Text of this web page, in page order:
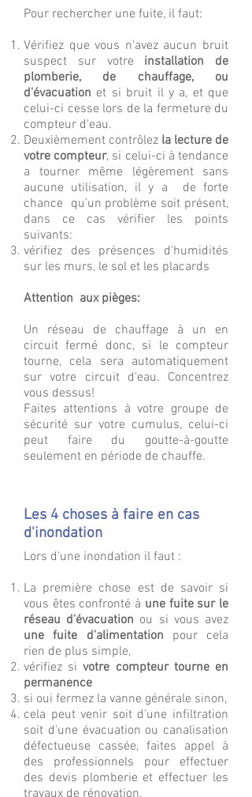
Pour rechercher une fuite, il faut:
Vérifiez que vous n'avez aucun bruit
suspect sur votre installation de
plomberie, de chauffage, ou
d'évacuation et si bruit il y a, et que
celui-ci cesse lors de la fermeture du
compteur d'eau.
Deuxièmement contrôlez la lecture de
votre compteur, si celui-ci à tendance
a tourner même légèrement sans
aucune utilisation, il y a de forte
chance qu'un problème soit présent,
dans ce cas vérifier les points
suivants:
vérifiez des présences d'humidités
sur les murs, le sol et les placards
Attention aux pièges:
Un réseau de chauffage à un en
circuit fermé donc, si le compteur
tourne, cela sera automatiquement
sur votre circuit d'eau. Concentrez
vous dessus!
Faites attentions à votre groupe de
sécurité sur votre cumulus, celui-ci
peut faire du goutte-à-goutte
seulement en période de chauffe.
Les 4 choses à faire en cas
d'inondation
Lors d'une inondation il faut :
La première chose est de savoir si
vous êtes confronté à une fuite sur le
réseau d'évacuation ou si vous avez
une fuite
d'alimentation pour cela
rien de plus simple,
vérifiez sivotre compteur tourne en
permanence
si oui fermez la vanne générale sinon,
cela peut venir soit d'une infiltration
soit d'une évacuation ou canalisation
défectueuse cassée, faites appel à
des professionnels pour effectuer
des devis plomberie et effectuer les
travaux de rénovation.